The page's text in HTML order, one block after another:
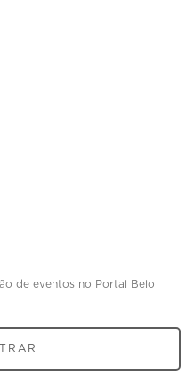
de eventos no Portal Belo